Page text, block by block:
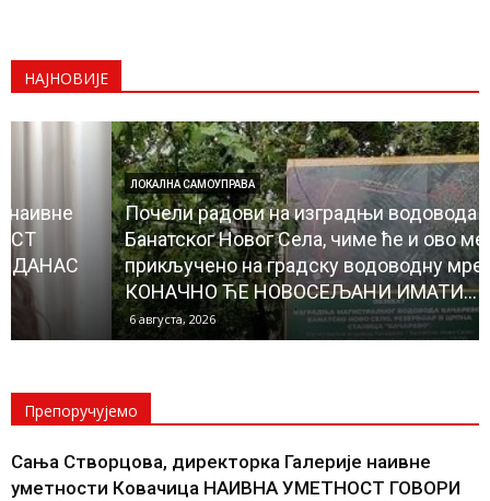
НАЈНОВИЈЕ
ЛОКАЛНА САМОУПРАВА
Почели радови на изградњи водовода до
Банатског Новог Села, чиме ће и ово место бити
прикључено на градску водоводну мрежу
КОНАЧНО ЋЕ НОВОСЕЉАНИ ИМАТИ...
6 августа, 2026
Препоручујемо
Сања Створцова, директорка Галерије наивне
уметности Ковачица НАИВНА УМЕТНОСТ ГОВОРИ